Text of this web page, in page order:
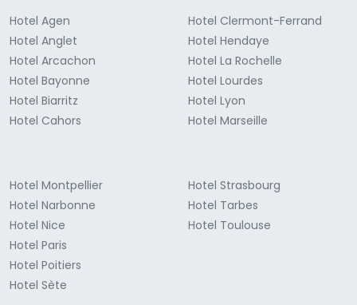
Hotel Agen
Hotel Anglet
Hotel Arcachon
Hotel Bayonne
Hotel Biarritz
Hotel Cahors
Hotel Clermont-Ferrand
Hotel Hendaye
Hotel La Rochelle
Hotel Lourdes
Hotel Lyon
Hotel Marseille
Hotel Montpellier
Hotel Narbonne
Hotel Nice
Hotel Paris
Hotel Poitiers
Hotel Sète
Hotel Strasbourg
Hotel Tarbes
Hotel Toulouse